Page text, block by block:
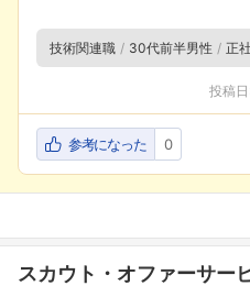
技術関連職 30代前半男性 正
投稿
参考になった 0
スカウト・オファーサー